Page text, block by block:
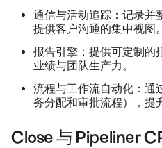
通信与活动追踪 ：记录并
提供客户沟通的集中视图。
报告引擎 ：提供可定制
业绩与团队生产力。
流程与工作流自动化 ：
务分配和审批流程），提
Close 与 Pipeliner